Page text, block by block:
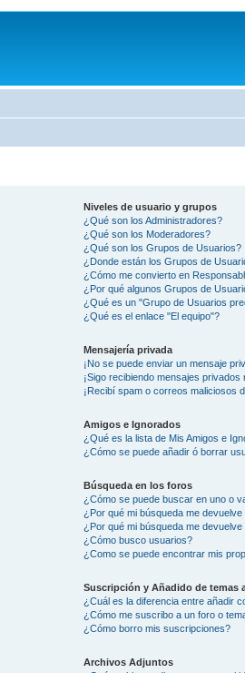
Niveles de usuario y grupos
¿Qué son los Administradores?
¿Qué son los Moderadores?
¿Qué son los Grupos de Usuarios?
¿Donde están los Grupos de
¿Cómo me convierto en
¿Por qué algunos Grupos de
¿Qué es un "Grupo de Usuarios
¿Qué es el enlace "El equipo"?
Mensajería privada
¡No se puede enviar un mensaje
¡Sigo recibiendo mensajes privados
¡Recibí spam o correos maliciosos
Amigos e Ignorados
¿Qué es la lista de Mis Amigos e
¿Cómo se puede añadir ó borrar
Búsqueda en los foros
¿Cómo se puede buscar en uno o
¿Por qué mi búsqueda me
¿Por qué mi búsqueda me
¿Cómo busco usuarios?
¿Como se puede encontrar mis
Suscripción y Añadido de temas
¿Cuál es la diferencia entre añadir
¿Cómo me suscribo a un foro o
¿Cómo borro mis suscripciones?
Archivos Adjuntos